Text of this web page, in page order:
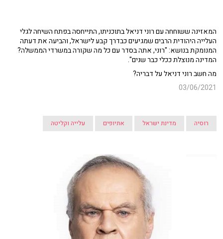
המאזינה ששוחחה עם רוני דניאל בתוכניתו, התייחסה בפתח השיחה לגלי
העלייה היהודית הרבים שמגיעים כבדרך קבע לישראל, והביעה את דעתה
המנומקת בנושא: "רוני, אתה בסדר עם כל מה שקורה במשרדי הממשלה?
המדינה מנוצלת ככלי כבר שנים".
מה חשב רוני דניאל על דבריה?
03/06/2021
רוסיה מדינת ישראל אתיופים עלייה וקליטה